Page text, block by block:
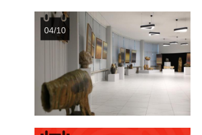
04/10